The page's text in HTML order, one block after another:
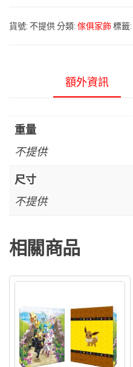
中
族
包
被
組
量
貨號: 不提供分類: 傢俱家飾標籤:
額外資訊
重量
不提供
尺寸
不提供
相關商品